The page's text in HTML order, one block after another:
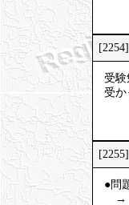
[2254]
受験
受か
[2255]
●問
→